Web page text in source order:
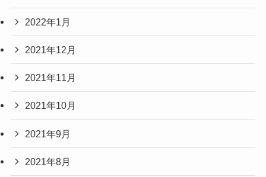
2022年1月
2021年12月
2021年11月
2021年10月
2021年9月
2021年8月